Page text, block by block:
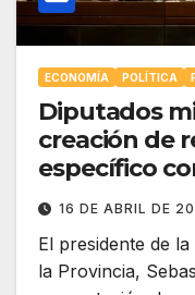
ECONOMÍA POLÍTICA
Diputados
creación de
específico
impositivas
Provincia
16 DE ABRIL DE
El presidente de
la Provincia,